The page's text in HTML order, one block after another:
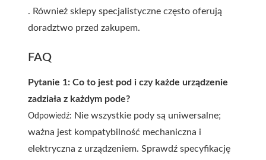
. Również sklepy specjalistyczne często oferują
doradztwo przed zakupem.
FAQ
Pytanie 1: Co to jest pod i czy każde urządzenie
zadziała z każdym pode?
Odpowiedź: Nie wszystkie pody są uniwersalne;
ważna jest kompatybilność mechaniczna i
elektryczna z urządzeniem. Sprawdź specyfikację